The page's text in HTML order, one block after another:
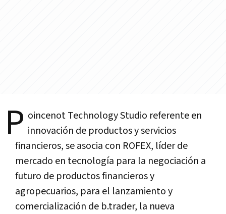
P oincenot Technology Studio referente en
innovación de productos y servicios
financieros, se asocia con ROFEX, líder de
mercado en tecnología para la negociación a
futuro de productos financieros y
agropecuarios, para el lanzamiento y
comercialización de b.trader, la nueva